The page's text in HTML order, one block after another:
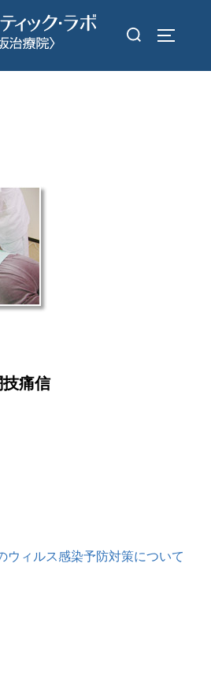
検
対
痛信
ウィルス感染予防対策について